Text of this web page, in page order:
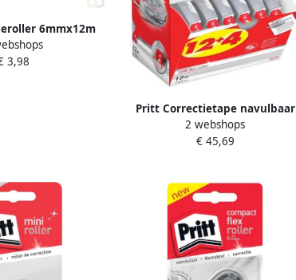
6mmx12m
3,98
Pritt Correctietape navulbaar
4.2mmx12m Flex promopackà
12+4 gratis
2 webshops
€ 45,69